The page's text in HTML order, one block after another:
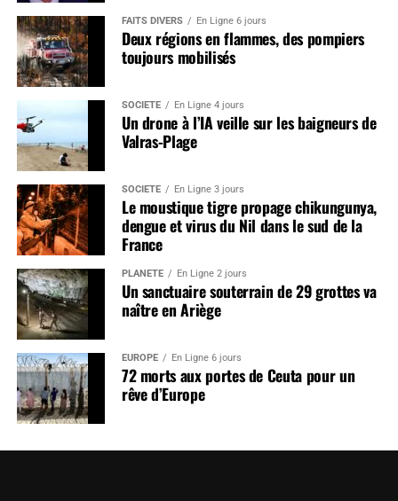
FAITS DIVERS En Ligne 6 jours
Deux régions en flammes, des pompiers
toujours mobilisés
SOCIÉTÉ En Ligne 4 jours
Un drone à l’IA veille sur les baigneurs de
Valras-Plage
SOCIÉTÉ En Ligne 3 jours
Le moustique tigre propage chikungunya,
dengue et virus du Nil dans le sud de la
France
PLANÈTE En Ligne 2 jours
Un sanctuaire souterrain de 29 grottes va
naître en Ariège
EUROPE En Ligne 6 jours
72 morts aux portes de Ceuta pour un
rêve d’Europe